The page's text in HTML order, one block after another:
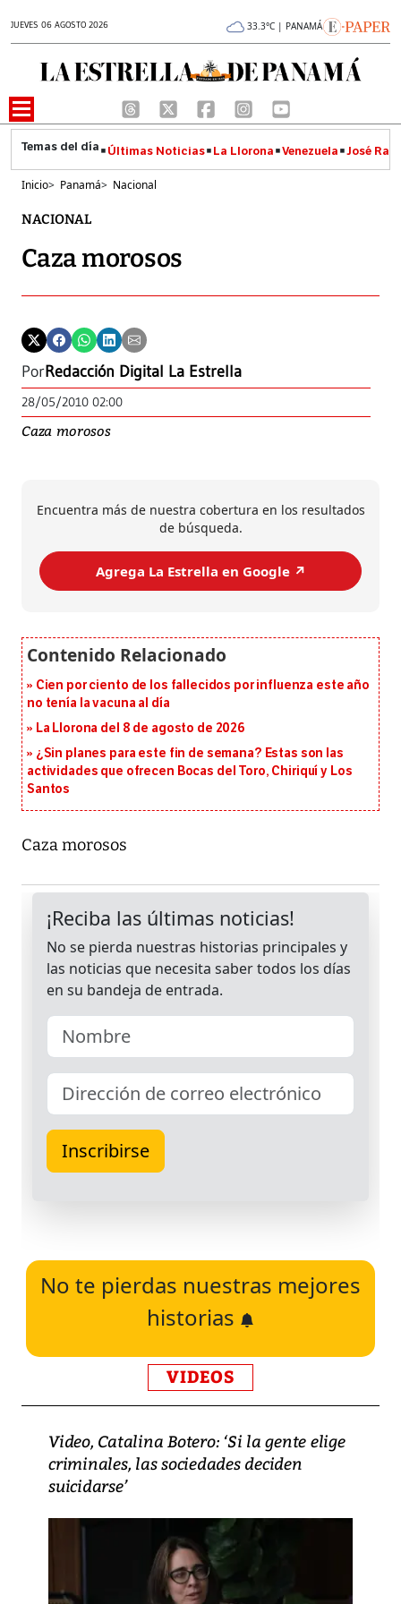
JUEVES 06 AGOSTO 2026 33.3°C | PANAMÁ
Últimas Noticias La Llorona Venezuela José
Inicio> Panamá> Nacional
NACIONAL
Caza morosos
PorRedacción Digital La Estrella
28/05/2010 02:00
Caza morosos
Encuentra más de nuestra cobertura en los resultados
de búsqueda.
Agrega La Estrella en Google ↗️
Cien por ciento de los fallecidos por influenza este año
no tenía la vacuna al día
La Llorona del 8 de agosto de 2026
¿Sin planes para este fin de semana? Estas son las
actividades que ofrecen Bocas del Toro, Chiriquí y Los
Santos
Caza morosos
No te pierdas nuestras mejores
historias
VIDEOS
Video, Catalina Botero: ‘Si la gente elige
criminales, las sociedades deciden
suicidarse’